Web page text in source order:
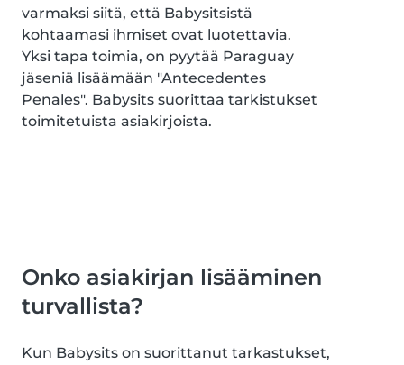
varmaksi siitä, että Babysitsistä
kohtaamasi ihmiset ovat luotettavia.
Yksi tapa toimia, on pyytää Paraguay
jäseniä lisäämään "Antecedentes
Penales". Babysits suorittaa tarkistukset
toimitetuista asiakirjoista.
Onko asiakirjan lisääminen
turvallista?
Kun Babysits on suorittanut tarkastukset,